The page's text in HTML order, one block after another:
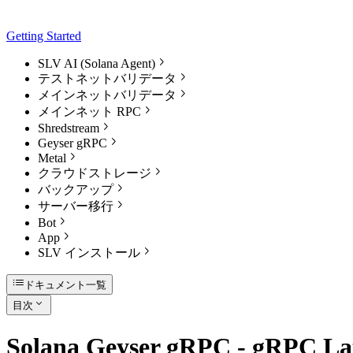
Getting Started
SLV AI (Solana Agent)
テストネットバリデータ
メインネットバリデータ
メインネット RPC
Shredstream
Geyser gRPC
Metal
クラウドストレージ
バックアップ
サーバー移行
Bot
App
SLV インストール
ドキュメント一覧
目次
Solana Geyser gRPC - gRPC